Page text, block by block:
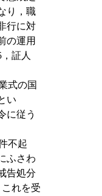
り，職
行に対
の運用
証人
式の国
い
に従う
不起
ふさわ
告処分
れを受